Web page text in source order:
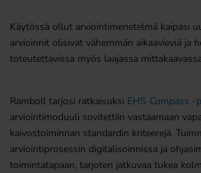
Käytössä ollut arviointimenetelmä kaipasi
arvioinnit olisivat vähemmän aikaavieviä ja
toteutettavissa myös laajassa
Ramboll tarjosi ratkaisuksi EHS Compass -
arviointimoduuli sovitettiin vastaamaan
kaivostoiminnan standardin kriteerejä.
arviointiprosessin digitalisoinnissa ja
toimintatapaan, tarjoten jatkuvaa tukea